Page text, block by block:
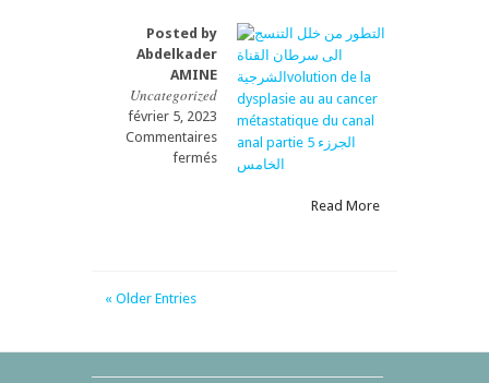
Posted by
Abdelkader
AMINE
Uncategorized
février 5, 2023
Commentaires
ferméssur
التطور
Read More
« Older Entries